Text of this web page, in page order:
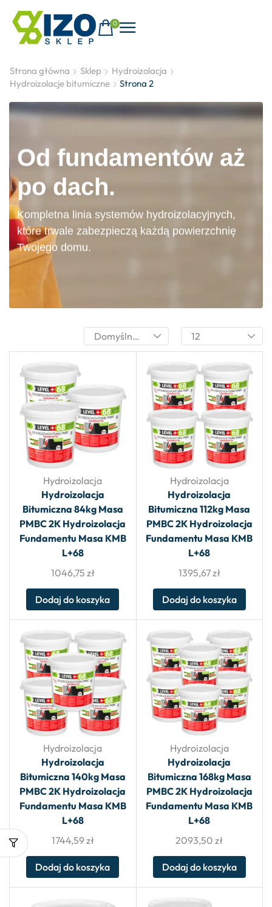
0
Strona główna Sklep
Hydroizolacja
Hydroizolacje bitumiczne
Strona 2
Od fundamentów aż
po dach.
Kompletna linia systemów hydroizolacyjnych,
które trwale zabezpieczą każdą powierzchnię
Twojego domu.
Hydroizolacja
Hydroizolacja
Bitumiczna 84kg Masa
PMBC 2K Hydroizolacja
Fundamentu Masa KMB
L+68
1046,75 zł
Dodaj do koszyka
Hydroizolacja
Hydroizolacja
Bitumiczna 112kg Masa
PMBC 2K Hydroizolacja
Fundamentu Masa KMB
L+68
1395,67 zł
Dodaj do koszyka
Hydroizolacja
Hydroizolacja
Bitumiczna 140kg Masa
PMBC 2K Hydroizolacja
Fundamentu Masa KMB
L+68
1744,59zł
Dodaj do koszyka
Hydroizolacja
Hydroizolacja
Bitumiczna 168kg Masa
PMBC 2K Hydroizolacja
Fundamentu Masa KMB
L+68
2093,50zł
Dodaj do koszyka